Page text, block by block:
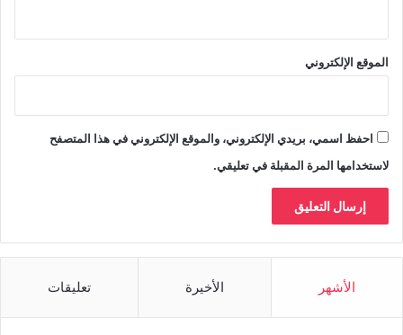
الموقع الإلكتروني
احفظ اسمي، بريدي الإلكتروني، والموقع الإلكتروني في هذا المتصفح
لاستخدامها المرة المقبلة في تعليقي.
الأشهر الأخيرة تعليقات